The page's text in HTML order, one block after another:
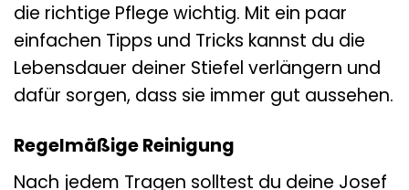
die richtige Pflege wichtig. Mit ein paar
einfachen Tipps und Tricks kannst du die
Lebensdauer deiner Stiefel verlängern und
dafür sorgen, dass sie immer gut aussehen.
Regelmäßige Reinigung
Nach jedem Tragen solltest du deine Josef